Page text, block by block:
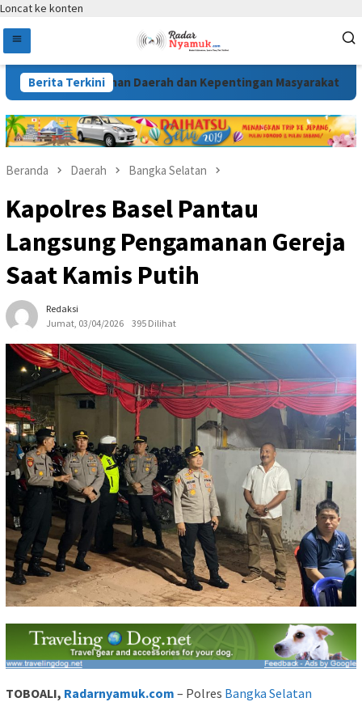
Loncat ke konten
Berita Terkini
Kebutuhan Daerah dan Kepentingan Masyarakat
Beranda Daerah Bangka Selatan
Kapolres Basel Pantau
Langsung Pengamanan Gereja
Saat Kamis Putih
Redaksi
Jumat, 03/04/2026
395 Dilihat
TOBOALI, Radarnyamuk.com – Polres Bangka Selatan